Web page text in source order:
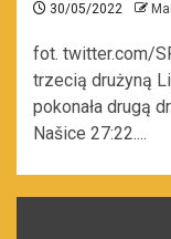
30/05/2022
fot. twitter.com/
trzecią drużyną
pokonała drugą
Našice 27:22....